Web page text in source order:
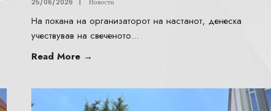
На покана на организаторот на настанот, денеска
учествував на свеченото...
Read More →